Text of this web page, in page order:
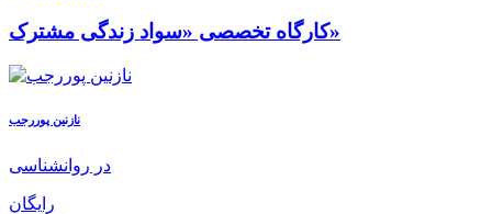
کارگاه تخصصی «سواد زندگی مشترک»
نازنین پوررجب
در روانشناسی
رایگان